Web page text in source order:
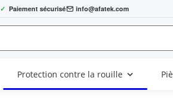
✓ Paiement sécurisé info@afatek.com
Protection contre la rouille